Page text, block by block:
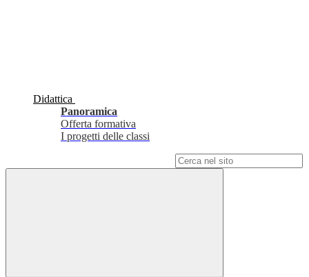
Didattica
Panoramica
Offerta formativa
I progetti delle classi